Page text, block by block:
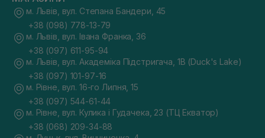
м. Львів, вул. Степана Бандери, 45
+38 (098) 778-13-79
м. Львів, вул. Івана Франка, 36
+38 (097) 611-95-94
м. Львів, вул. Академіка Підстригача, 1В (Duck's Lake)
+38 (097) 101-97-16
м. Рівне, вул. 16-го Липня, 15
+38 (097) 544-61-44
м. Рівне, вул. Кулика і Гудачека, 23 (ТЦ Екватор)
+38 (068) 209-34-88